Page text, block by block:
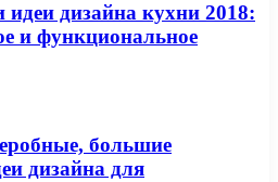
идеи дизайна кухни 2018:
и функциональное
большие
дизайна для